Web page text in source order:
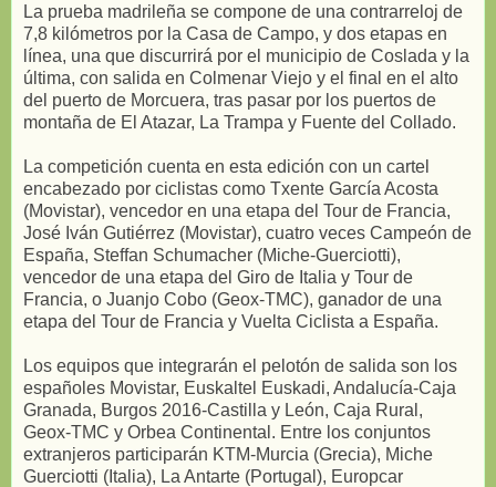
La prueba madrileña se compone de una contrarreloj de
7,8 kilómetros por la Casa de Campo, y dos etapas en
línea, una que discurrirá por el municipio de Coslada y la
última, con salida en Colmenar Viejo y el final en el alto
del puerto de Morcuera, tras pasar por los puertos de
montaña de El Atazar, La Trampa y Fuente del Collado.
La competición cuenta en esta edición con un cartel
encabezado por ciclistas como Txente García Acosta
(Movistar), vencedor en una etapa del Tour de Francia,
José Iván Gutiérrez (Movistar), cuatro veces Campeón de
España, Steffan Schumacher (Miche-Guerciotti),
vencedor de una etapa del Giro de Italia y Tour de
Francia, o Juanjo Cobo (Geox-TMC), ganador de una
etapa del Tour de Francia y Vuelta Ciclista a España.
Los equipos que integrarán el pelotón de salida son los
españoles Movistar, Euskaltel Euskadi, Andalucía-Caja
Granada, Burgos 2016-Castilla y León, Caja Rural,
Geox-TMC y Orbea Continental. Entre los conjuntos
extranjeros participarán KTM-Murcia (Grecia), Miche
Guerciotti (Italia), La Antarte (Portugal), Europcar